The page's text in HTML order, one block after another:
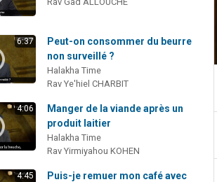
6:37
Peut-on consommer du beurre
non surveillé ?
Halakha Time
Rav Ye'hiel CHARBIT
4:06
Manger de la viande après un
produit laitier
Halakha Time
Rav Yirmiyahou KOHEN
4:45
Puis-je remuer mon café avec